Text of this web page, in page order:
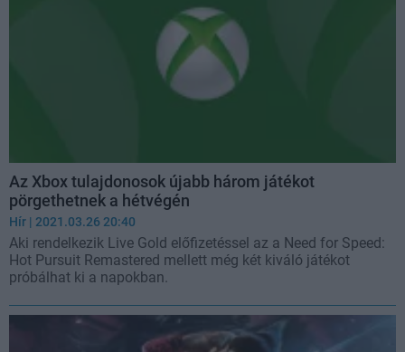
Az Xbox tulajdonosok újabb három játékot
pörgethetnek a hétvégén
Hír | 2021.03.26 20:40
Aki rendelkezik Live Gold előfizetéssel az a Need for Speed:
Hot Pursuit Remastered mellett még két kiváló játékot
próbálhat ki a napokban.